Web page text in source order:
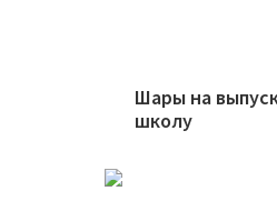
Шары на
школу